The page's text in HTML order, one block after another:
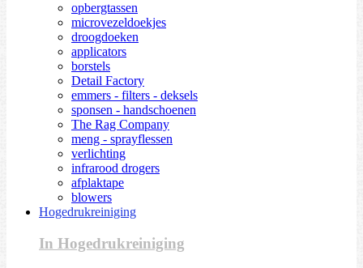
opbergtassen
microvezeldoekjes
droogdoeken
applicators
borstels
Detail Factory
emmers - filters - deksels
sponsen - handschoenen
The Rag Company
meng - sprayflessen
verlichting
infrarood drogers
afplaktape
blowers
Hogedrukreiniging
In Hogedrukreiniging